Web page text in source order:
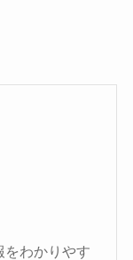
をわかりやす